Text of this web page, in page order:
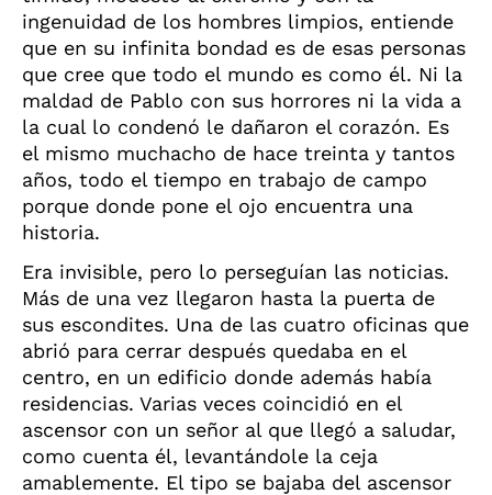
ingenuidad de los hombres limpios, entiende
que en su infinita bondad es de esas personas
que cree que todo el mundo es como él. Ni la
maldad de Pablo con sus horrores ni la vida a
la cual lo condenó le dañaron el corazón. Es
el mismo muchacho de hace treinta y tantos
años, todo el tiempo en trabajo de campo
porque donde pone el ojo encuentra una
historia.
Era invisible, pero lo perseguían las noticias.
Más de una vez llegaron hasta la puerta de
sus escondites. Una de las cuatro oficinas que
abrió para cerrar después quedaba en el
centro, en un edificio donde además había
residencias. Varias veces coincidió en el
ascensor con un señor al que llegó a saludar,
como cuenta él, levantándole la ceja
amablemente. El tipo se bajaba del ascensor